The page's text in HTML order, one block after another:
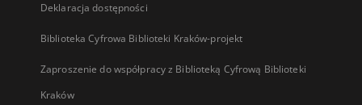
Deklaracja dostępności
Biblioteka Cyfrowa Biblioteki Kraków-projekt
Zaproszenie do współpracy z Biblioteką Cyfrową Biblioteki
Kraków